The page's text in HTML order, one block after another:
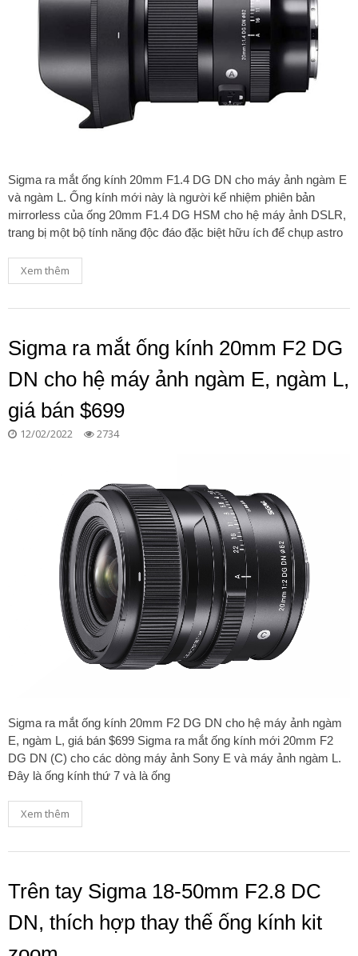
Sigma ra mắt ống kính 20mm F1.4 DG DN cho máy ảnh ngàm E
và ngàm L. Ống kính mới này là người kế nhiệm phiên bản
mirrorless của ống 20mm F1.4 DG HSM cho hệ máy ảnh DSLR,
trang bị một bộ tính năng độc đáo đặc biệt hữu ích để chụp astro
Xem thêm
Sigma ra mắt ống kính 20mm F2 DG
DN cho hệ máy ảnh ngàm E, ngàm L,
giá bán $699
12/02/2022 2734
Sigma ra mắt ống kính 20mm F2 DG DN cho hệ máy ảnh ngàm
E, ngàm L, giá bán $699 Sigma ra mắt ống kính mới 20mm F2
DG DN (C) cho các dòng máy ảnh Sony E và máy ảnh ngàm L.
Đây là ống kính thứ 7 và là ống
Xem thêm
Trên tay Sigma 18-50mm F2.8 DC
DN, thích hợp thay thế ống kính kit